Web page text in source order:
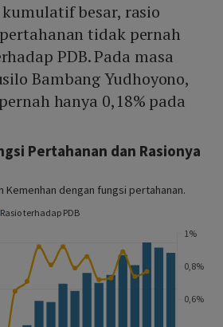
besar, rasio
tidak pernah
PDB. Pada masa
Bambang Yudhoyono,
hanya 0,18% pada